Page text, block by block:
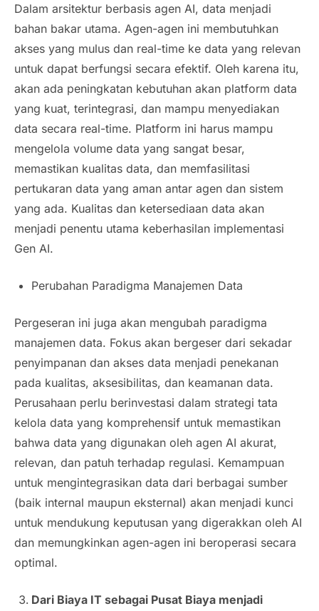
Dalam arsitektur berbasis agen AI, data menjadi
bahan bakar utama. Agen-agen ini membutuhkan
akses yang mulus dan real-time ke data yang relevan
untuk dapat berfungsi secara efektif. Oleh karena itu,
akan ada peningkatan kebutuhan akan platform data
yang kuat, terintegrasi, dan mampu menyediakan
data secara real-time. Platform ini harus mampu
mengelola volume data yang sangat besar,
memastikan kualitas data, dan memfasilitasi
pertukaran data yang aman antar agen dan sistem
yang ada. Kualitas dan ketersediaan data akan
menjadi penentu utama keberhasilan implementasi
Gen AI.
Perubahan Paradigma Manajemen Data
Pergeseran ini juga akan mengubah paradigma
manajemen data. Fokus akan bergeser dari sekadar
penyimpanan dan akses data menjadi penekanan
pada kualitas, aksesibilitas, dan keamanan data.
Perusahaan perlu berinvestasi dalam strategi tata
kelola data yang komprehensif untuk memastikan
bahwa data yang digunakan oleh agen AI akurat,
relevan, dan patuh terhadap regulasi. Kemampuan
untuk mengintegrasikan data dari berbagai sumber
(baik internal maupun eksternal) akan menjadi kunci
untuk mendukung keputusan yang digerakkan oleh AI
dan memungkinkan agen-agen ini beroperasi secara
optimal.
Dari Biaya IT sebagai Pusat Biaya menjadi